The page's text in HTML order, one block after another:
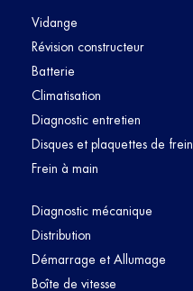
Vidange
Révision constructeur
Batterie
Climatisation
Diagnostic entretien
Disques et plaquettes de frein
Frein à main
Diagnostic mécanique
Distribution
Démarrage et Allumage
Boîte de vitesse